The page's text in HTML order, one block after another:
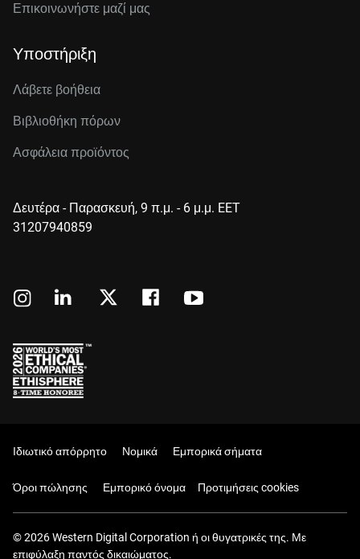
Επικοινωνήστε μαζί μας
Υποστήριξη
Λάβετε βοήθεια
Βιβλιοθήκη πόρων
Ασφάλεια προϊόντος
Δευτέρα - Παρασκευή, 9 π.μ. - 6 μ.μ. EET
31207940859
Ιδιωτικό απόρρητο Νομικά Εμπορικά σήματα
Όροι πώλησης Εμπορικό όνομα Προτιμήσεις cookies
© 2026 Western Digital Corporation ή οι θυγατρικές της. Με
επιφύλαξη παντός δικαιώματος.